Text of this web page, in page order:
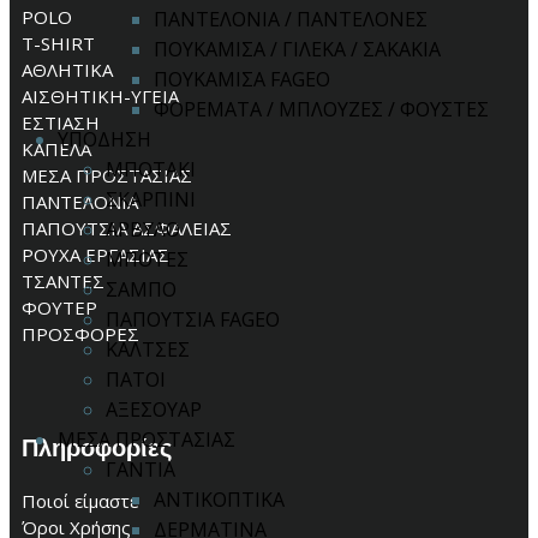
ΠΑΝΤΕΛΟΝΙΑ / ΠΑΝΤΕΛΟΝΕΣ
ΠΟΥΚΑΜΙΣΑ / ΓΙΛΕΚΑ / ΣΑΚΑΚΙΑ
ΠΟΥΚΑΜΙΣΑ FAGEO
ΦΟΡΕΜΑΤΑ / ΜΠΛΟΥΖΕΣ / ΦΟΥΣΤΕΣ
ΥΠΟΔΗΣΗ
ΜΠΟΤΑΚΙ
ΣΚΑΡΠΙΝΙ
ΑΡΒΥΛΟ
ΜΠΟΤΕΣ
ΣΑΜΠΟ
ΠΑΠΟΥΤΣΙΑ FAGEO
ΚΑΛΤΣΕΣ
ΠΑΤΟΙ
ΑΞΕΣΟΥΑΡ
ΜΕΣΑ ΠΡΟΣΤΑΣΙΑΣ
ΓΑΝΤΙΑ
ΑΝΤΙΚΟΠΤΙΚΑ
ΔΕΡΜΑΤΙΝΑ
POLO
T-SHIRT
ΑΘΛΗΤΙΚΑ
ΑΙΣΘΗΤΙΚΗ-ΥΓΕΙΑ
ΕΣΤΙΑΣΗ
ΚΑΠΕΛΑ
ΜΕΣΑ ΠΡΟΣΤΑΣΙΑΣ
ΠΑΝΤΕΛΟΝΙΑ
ΠΑΠΟΥΤΣΙΑ ΑΣΦΑΛΕΙΑΣ
ΡΟΥΧΑ ΕΡΓΑΣΙΑΣ
ΤΣΑΝΤΕΣ
ΦΟΥΤΕΡ
ΠΡΟΣΦΟΡΕΣ
Πληροφορίες
Ποιοί είμαστε
Όροι Χρήσης